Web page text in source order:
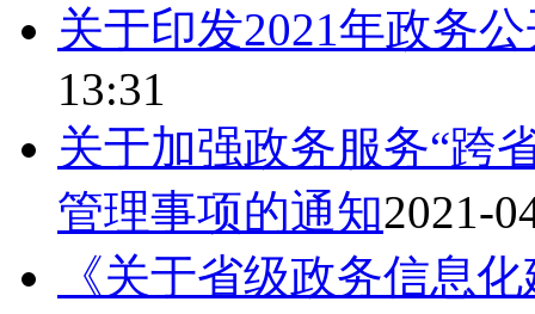
关于印发2021年政务
13:31
关于加强政务服务“跨
管理事项的通知2021-
《关于省级政务信息